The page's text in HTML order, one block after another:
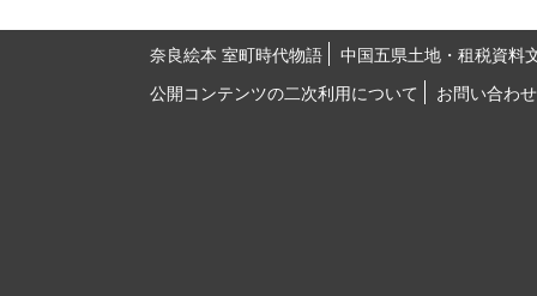
奈良絵本 室町時代物語
中国五県土地・租税資料
公開コンテンツの二次利用について
お問い合わせ